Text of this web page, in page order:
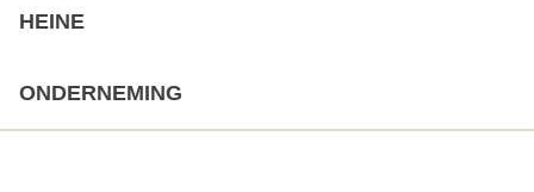
HEINE
ONDERNEMING